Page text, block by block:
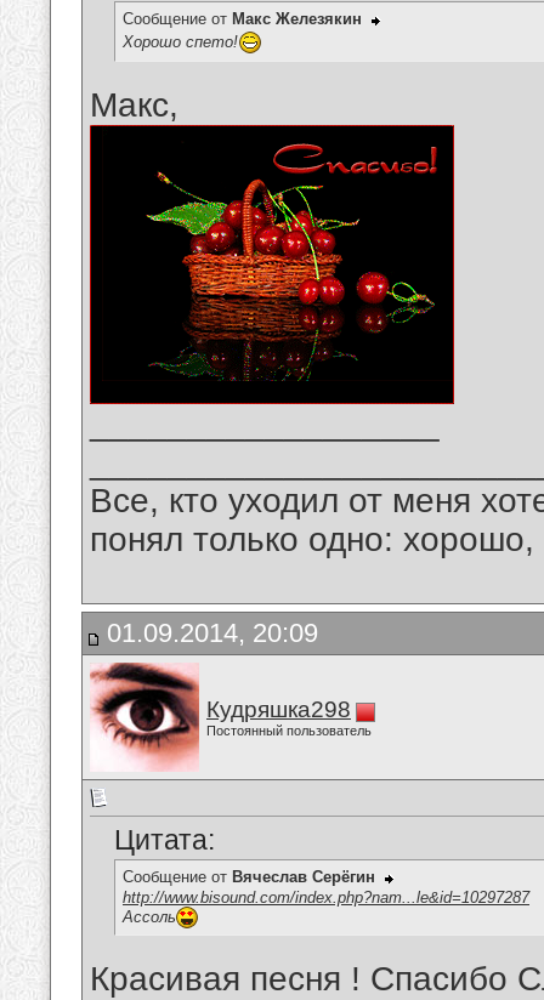
Сообщение от Макс Железякин
Хорошо спето!
Макс,
Все, кто уходил от меня
понял только одно:
01.09.2014, 20:09
Кудряшка298
Постоянный пользователь
Цитата:
Сообщение от Вячеслав Серёгин
http://www.bisound.com/index.php?nam...le&id=10297287
Ассоль
Красивая песня ! Спасибо